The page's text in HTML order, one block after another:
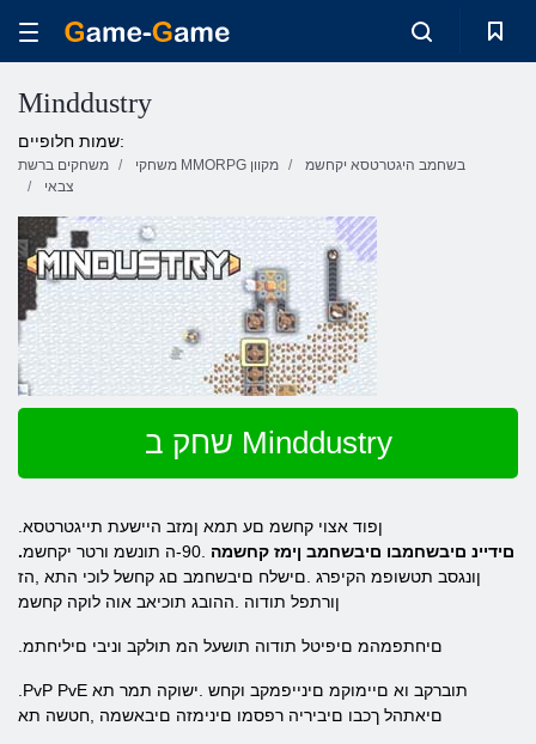
Minddustry
שמות חלופיים:
משחקים ברשת משחקי MMORPG מקוון
בשחמב היגטרטסא יקחשמ
צבאי
שחק ב Minddustry
.ןפוד אצוי קחשמ םע תמא ןמזב היישעת תייגטרטסא
.םידיינ םיבשחמבו םיבשחמב ןימז קחשמה
.90-ה תונשמ ורטר יקחשמ
ןונגסב תטשופמ הקיפרג .םישלח םיבשחמב םג קחשל לוכי התא ,הז
ןורתפל תודוה .ההובג תוכיאב אוה לוקה קחשמ
.םיחתפמהמ םיפיטל תודוה תושעל המ תולקב וניבי םיליחתמ
.PvP PvE תוברקב וא םיימוקמ םינייפמקב וקחש .ישוקה תמר תא
םיאתהל ךכבו םיביריה רפסמו םינימזה םיבאשמה ,חטשה תא